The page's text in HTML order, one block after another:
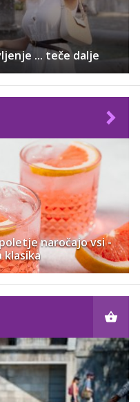
... teče dalje
naročajo vsi -
klasika